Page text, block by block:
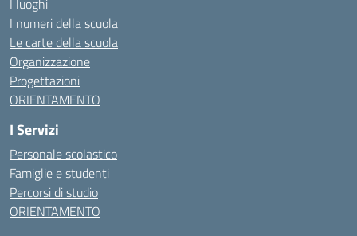
I luoghi
I numeri della scuola
Le carte della scuola
Organizzazione
Progettazioni
ORIENTAMENTO
I Servizi
Personale scolastico
Famiglie e studenti
Percorsi di studio
ORIENTAMENTO